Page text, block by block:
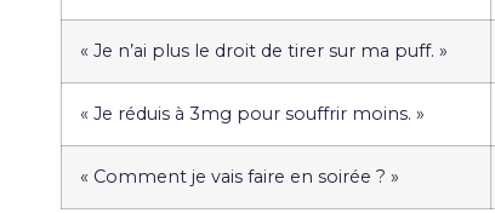
« Je n’ai plus le droit de tirer sur ma puff. »
« Je réduis à 3mg pour souffrir moins. »
« Comment je vais faire en soirée ? »